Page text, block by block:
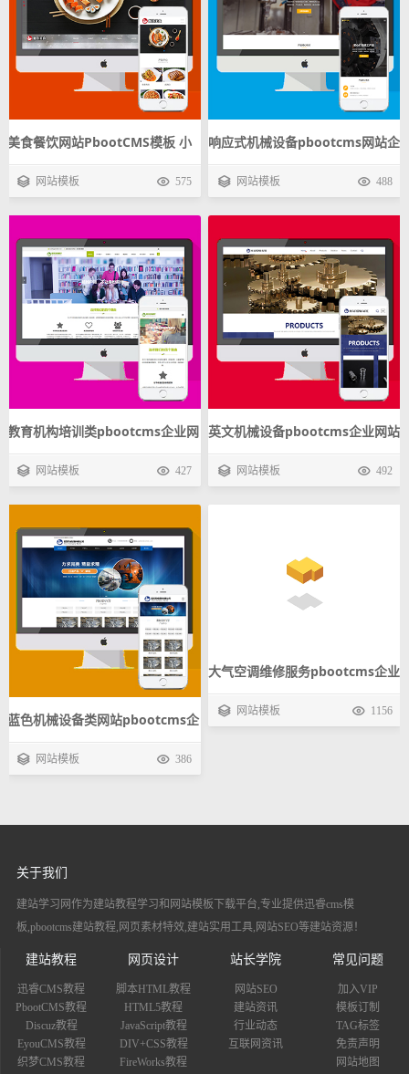
美食餐饮网站PbootCMS模板 小
吃加盟PC+WAP企业网站源码下
网站模板 575
响应式机械设备pbootcms网站企
业模板 五金动力刀座手机自适应
网站模板 488
教育机构培训类pbootcms企业网
站模板 移民出国留学手机自适应
网站模板 427
英文机械设备pbootcms企业网站
模板 五金产品外贸手机自适应源
网站模板 492
蓝色机械设备类网站pbootcms企
业模板 工业制造自适应手机网站
网站模板 386
大气空调维修服务pbootcms企业
关于我们
建站学习网作为建站教程学习和网站模板下载平台,专业提供迅睿cms模
板,pbootcms建站教程,网页素材特效,建站实用工具,网站SEO等建站资源！
建站教程
迅睿CMS教程
PbootCMS教程
Discuz教程
EyouCMS教程
织梦CMS教程
网页设计
脚本HTML教程
HTML5教程
JavaScript教程
DIV+CSS教程
FireWorks教程
站长学院
网站SEO
建站资讯
行业动态
互联网资讯
常见问题
加入VIP
模板订制
TAG标签
免责声明
网站地图